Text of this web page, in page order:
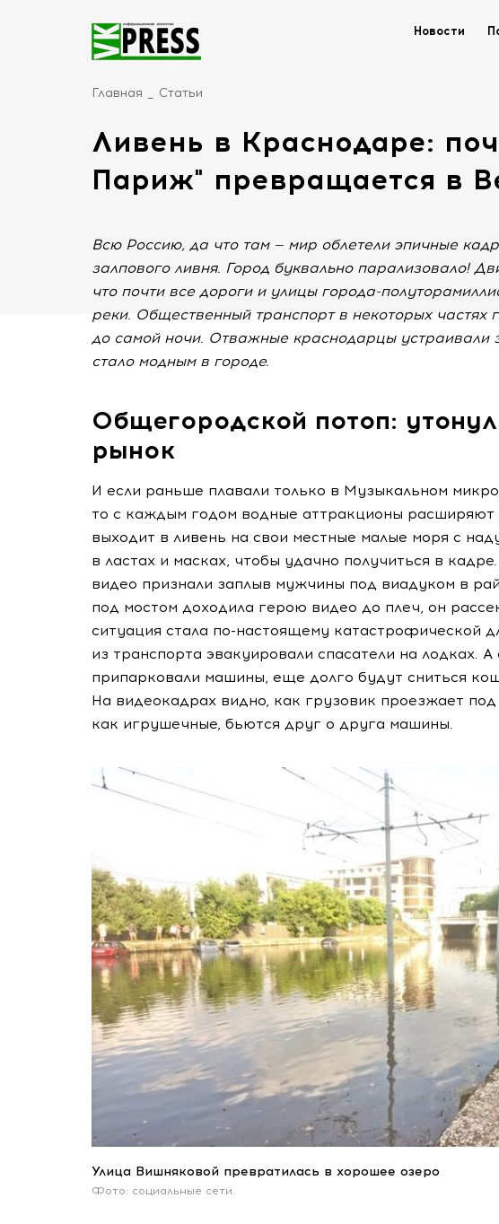
Новости
Главная Статьи
Ливень в Краснодаре:
Париж" превращается в
Всю Россию, да что там — мир облетели эпичные
залпового ливня. Город буквально парализовало!
что почти все дороги и улицы города-
реки. Общественный транспорт в некоторых частях
до самой ночи. Отважные краснодарцы устраивали
стало модным в городе.
Общегородской потоп:
рынок
И если раньше плавали только в Музыкальном
то с каждым годом водные аттракционы
выходит в ливень на свои местные малые моря с
в ластах и масках, чтобы удачно получиться в
видео признали заплыв мужчины под виадуком в
под мостом доходила герою видео до плеч, он
ситуация стала по-настоящему катастрофической
из транспорта эвакуировали спасатели на лодках.
припарковали машины, еще долго будут сниться
На видеокадрах видно, как грузовик проезжает
как игрушечные, бьются друг о друга машины.
Улица Вишняковой превратилась в хорошее озеро
Фото: социальные сети.